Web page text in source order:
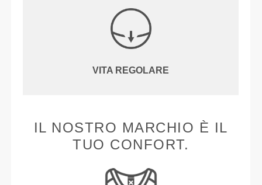
VITA REGOLARE
IL NOSTRO MARCHIO È IL
TUO CONFORT.